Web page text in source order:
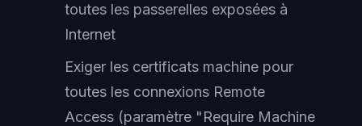
toutes les passerelles exposées à
Internet
Exiger les certificats machine pour
toutes les connexions Remote
Access (paramètre "Require Machine